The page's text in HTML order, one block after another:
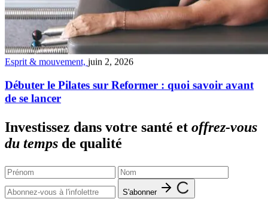
Esprit & mouvement, juin 2, 2026
Débuter le Pilates sur Reformer : quoi savoir avant
de se lancer
Investissez dans votre santé et offrez-vous
du temps de qualité
S'abonner